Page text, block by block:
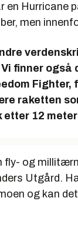
en Hurricane
men
finner
Fighter,
raketten
etter 12
fly- og
Utgård.
og kan